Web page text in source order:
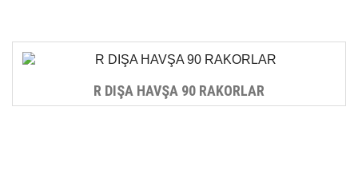
R DIŞA HAVŞA 90 RAKORLAR